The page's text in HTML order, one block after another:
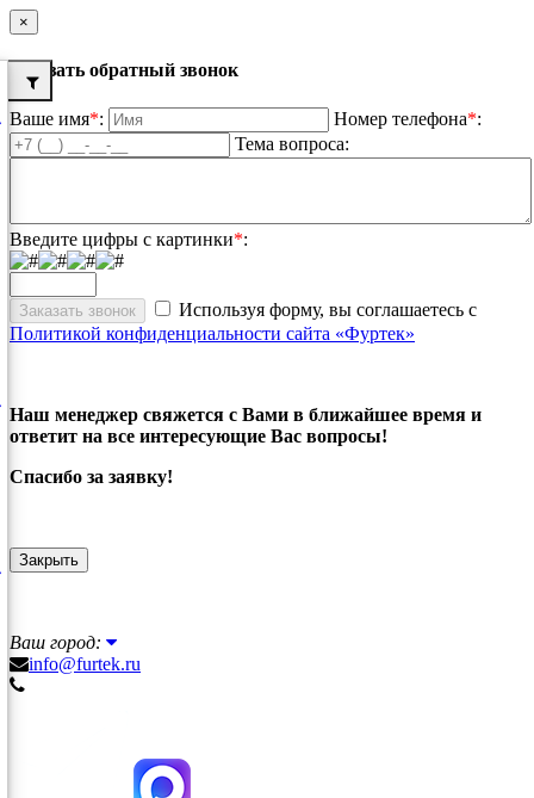
×
Заказать обратный звонок
Ваше имя*: Номер телефона*:
Тема вопроса:
Введите цифры с картинки*:
Используя форму, вы соглашаетесь с
Политикой конфиденциальности сайта «Фуртек»
Наш менеджер свяжется с Вами в ближайшее время и
ответит на все интересующие Вас вопросы!
Спасибо за заявку!
Закрыть
Ваш город:
info@furtek.ru